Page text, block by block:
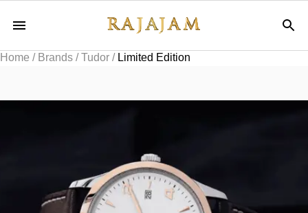
Home / Brands /Tudor / Limited Edition